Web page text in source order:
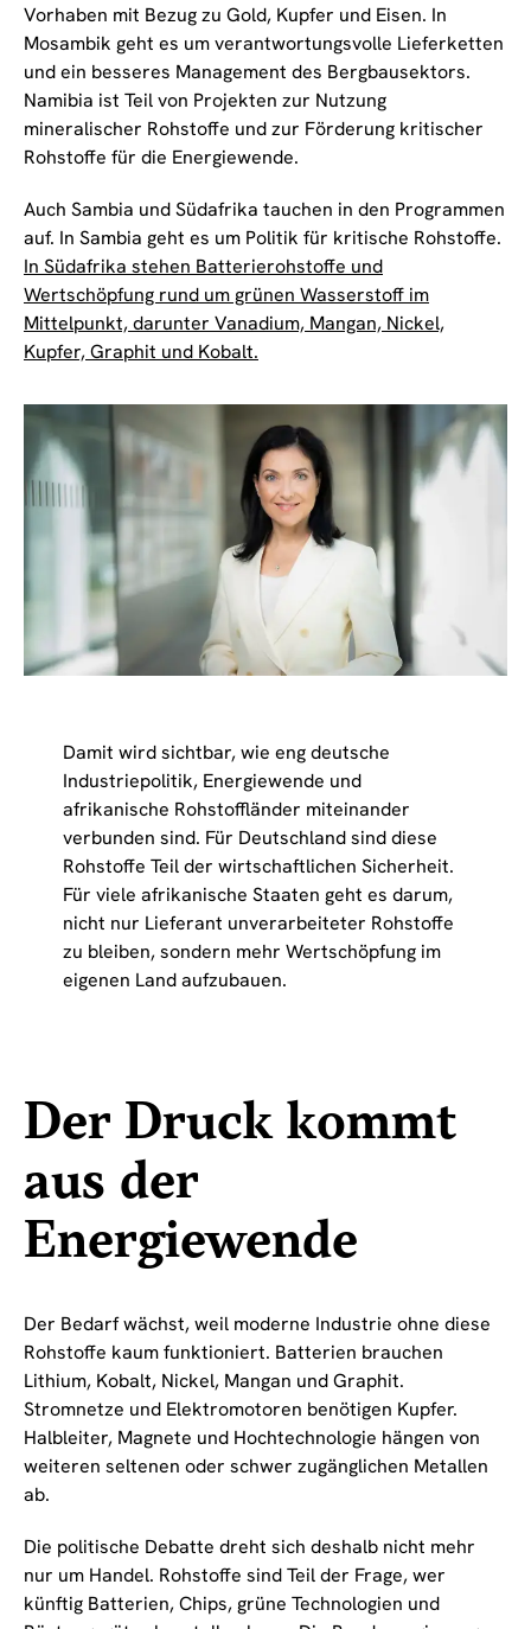
Vorhaben mit Bezug zu Gold, Kupfer und Eisen. In
Mosambik geht es um verantwortungsvolle Lieferketten
und ein besseres Management des Bergbausektors.
Namibia ist Teil von Projekten zur Nutzung
mineralischer Rohstoffe und zur Förderung kritischer
Rohstoffe für die Energiewende.
Auch Sambia und Südafrika tauchen in den Programmen
auf. In Sambia geht es um Politik für kritische Rohstoffe.
In Südafrika stehen Batterierohstoffe und
Wertschöpfung rund um grünen Wasserstoff im
Mittelpunkt, darunter Vanadium, Mangan, Nickel,
Kupfer, Graphit und Kobalt.
Damit wird sichtbar, wie eng deutsche
Industriepolitik, Energiewende und
afrikanische Rohstoffländer miteinander
verbunden sind. Für Deutschland sind diese
Rohstoffe Teil der wirtschaftlichen Sicherheit.
Für viele afrikanische Staaten geht es darum,
nicht nur Lieferant unverarbeiteter Rohstoffe
zu bleiben, sondern mehr Wertschöpfung im
eigenen Land aufzubauen.
Der Druck kommt
aus der
Energiewende
Der Bedarf wächst, weil moderne Industrie ohne diese
Rohstoffe kaum funktioniert. Batterien brauchen
Lithium, Kobalt, Nickel, Mangan und Graphit.
Stromnetze und Elektromotoren benötigen Kupfer.
Halbleiter, Magnete und Hochtechnologie hängen von
weiteren seltenen oder schwer zugänglichen Metallen
ab.
Die politische Debatte dreht sich deshalb nicht mehr
nur um Handel. Rohstoffe sind Teil der Frage, wer
künftig Batterien, Chips, grüne Technologien und